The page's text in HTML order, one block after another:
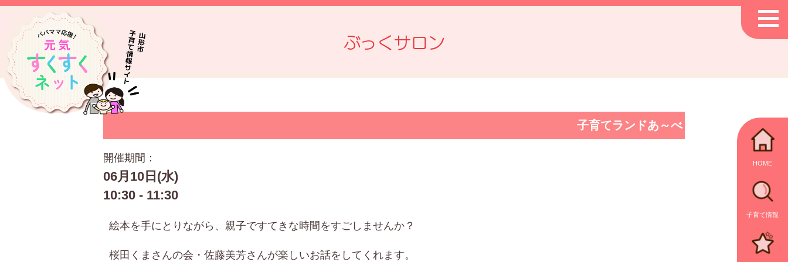
HOME
子育て情報
ぶっくサロン
子育てランドあ～べ
開催期間：
06月10日(水)
10:30 - 11:30
絵本を手にとりながら、親子ですてきな時間をすごしませんか？
桜田くまさんの会・佐藤美芳さんが楽しいお話をしてくれます。